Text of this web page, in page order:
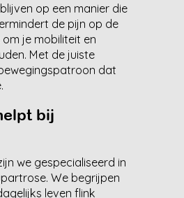
op een manier die
de pijn op de
je mobiliteit en
Met de juiste
dat
bij
we gespecialiseerd in
We begrijpen
leven flink